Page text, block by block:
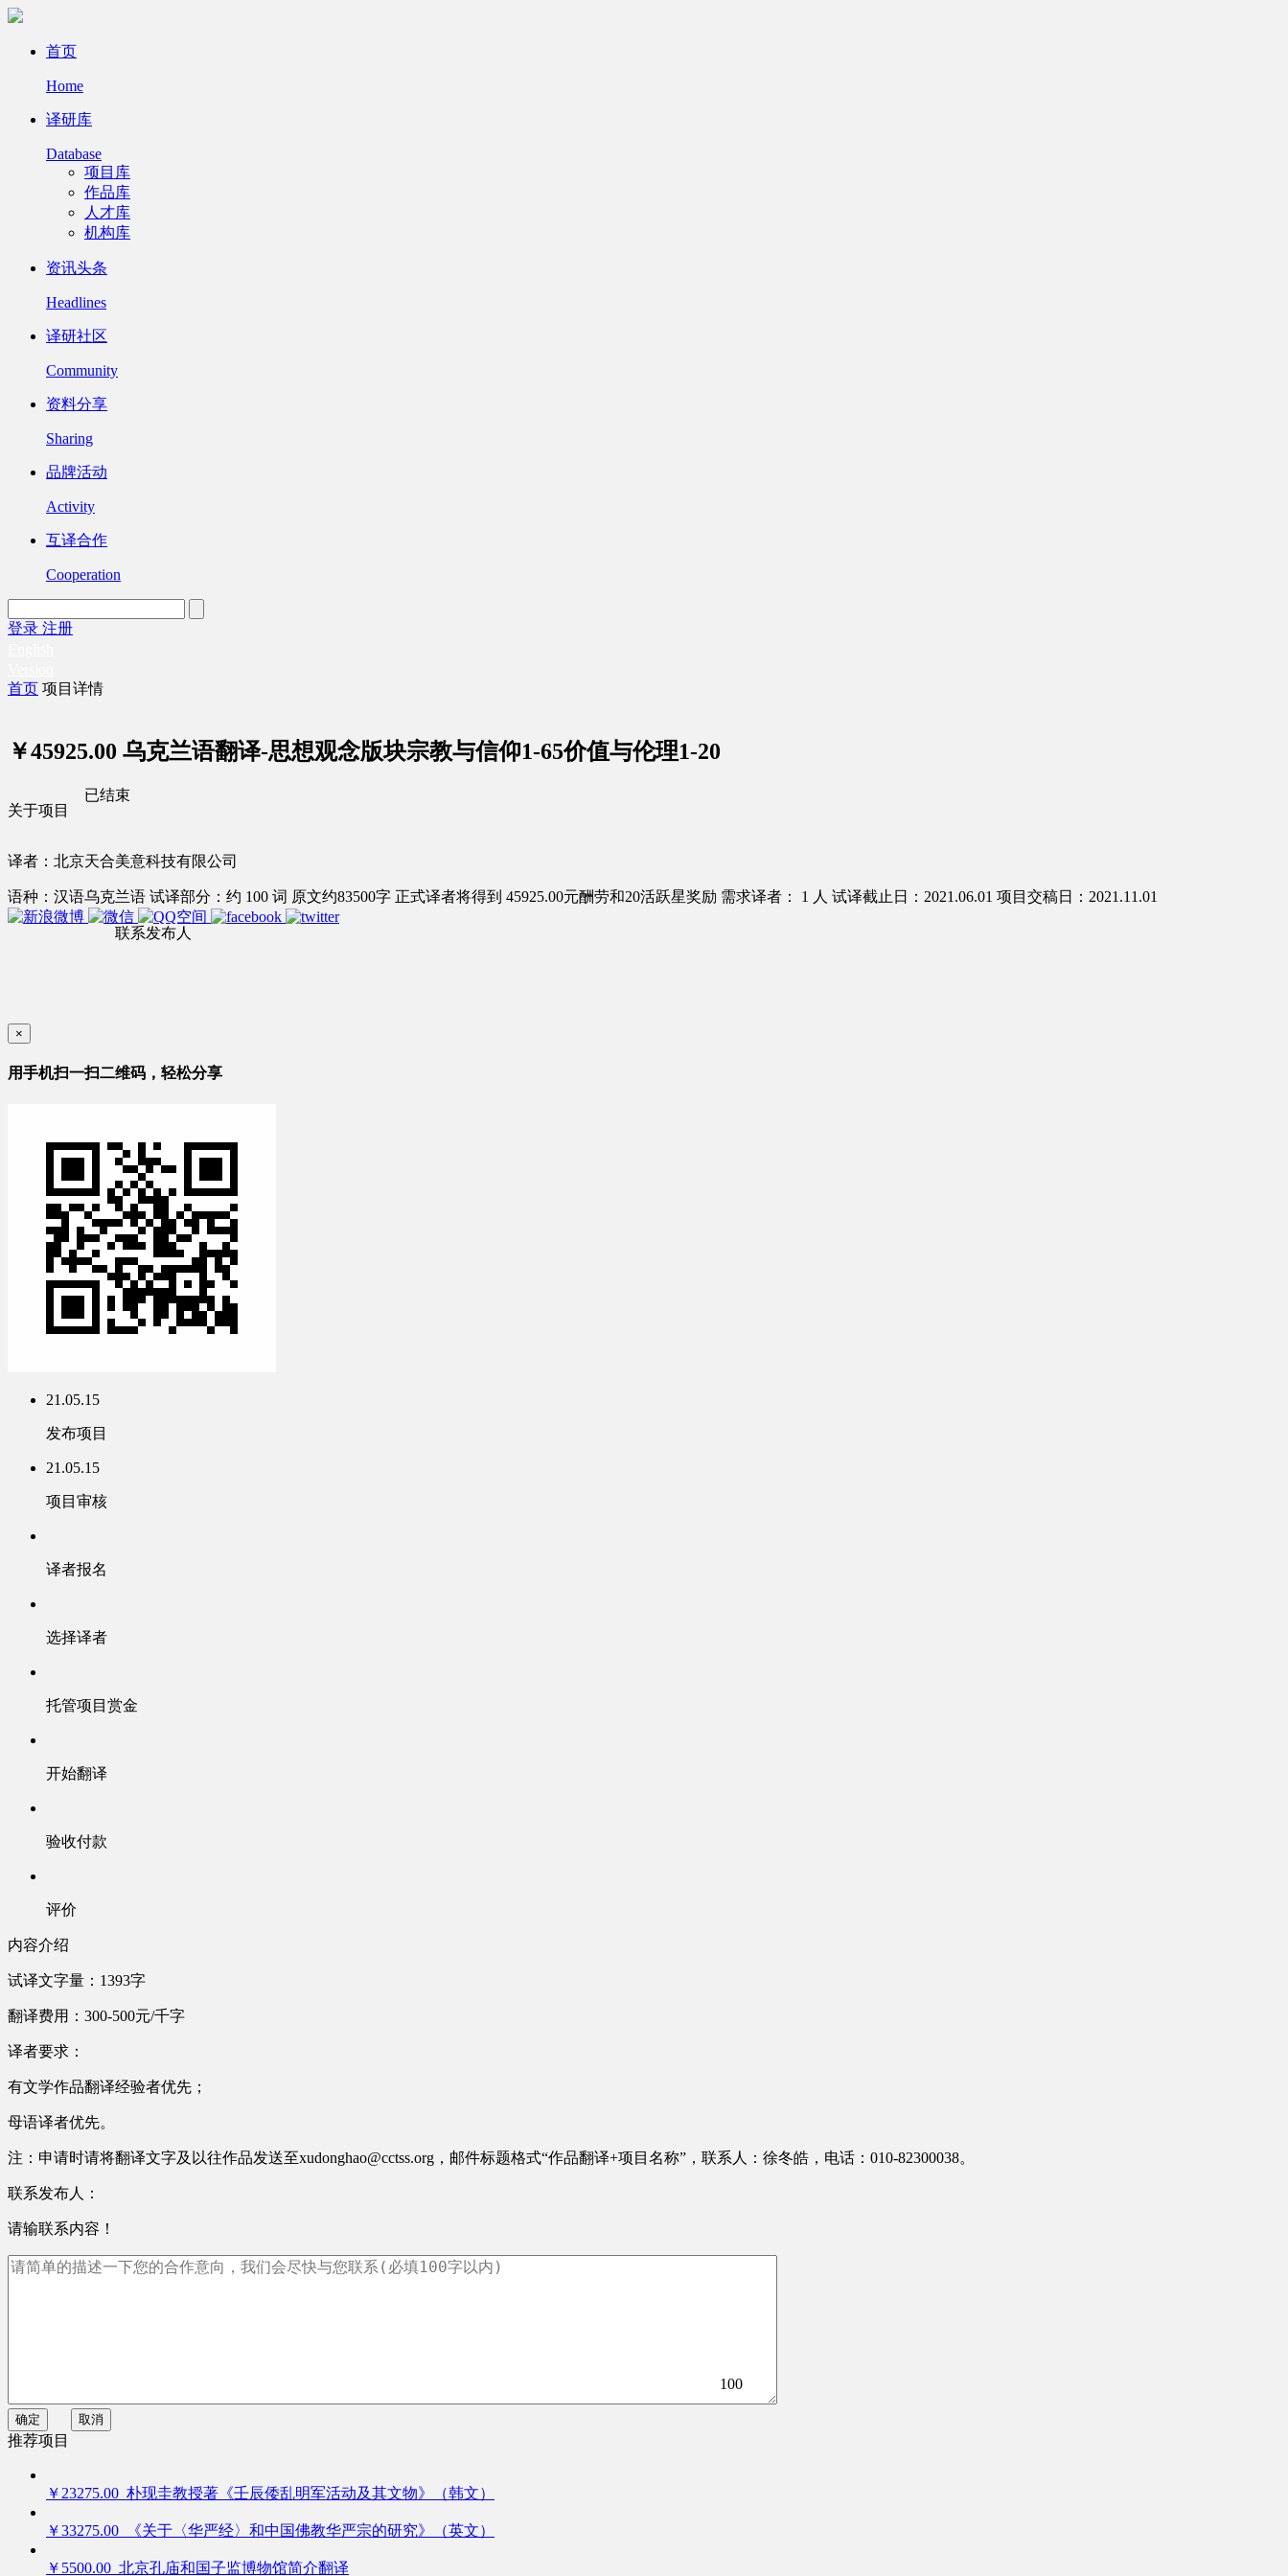
首页
Home
译研库
Database
项目库
作品库
人才库
机构库
资讯头条
Headlines
译研社区
Community
资料分享
Sharing
品牌活动
Activity
互译合作
Cooperation
登录 注册
首页 项目详情
￥45925.00 乌克兰语翻译-思想观念版块宗教与信仰1-65价值与伦理1-20
关于项目
译者：北京天合美意科技有限公司
语种：汉语乌克兰语 试译部分：约 100 词 原文约83500字 正式译者将得到 45925.00元酬劳和20活跃星奖励 需求译者： 1 人 试译截止日：2021.06.01 项目交稿日：2021.11.01
联系发布人
已结束
×
用手机扫一扫二维码，轻松分享
21.05.15
发布项目
21.05.15
项目审核
译者报名
选择译者
托管项目赏金
开始翻译
验收付款
评价
内容介绍
试译文字量：1393字
翻译费用：300-500元/千字
译者要求：
有文学作品翻译经验者优先；
母语译者优先。
注：申请时请将翻译文字及以往作品发送至xudonghao@cctss.org，邮件标题格式“作品翻译+项目名称”，联系人：徐冬皓，电话：010-82300038。
联系发布人：
请输联系内容！
100
确定 取消
推荐项目
￥23275.00 朴现圭教授著《壬辰倭乱明军活动及其文物》（韩文）
￥33275.00 《关于〈华严经〉和中国佛教华严宗的研究》（英文）
￥5500.00 北京孔庙和国子监博物馆简介翻译